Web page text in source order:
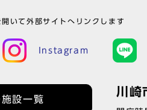
いて外部サイトへリンクします
Instagram
設一覧
川崎